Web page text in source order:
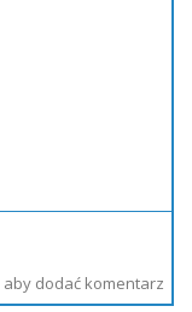
aby dodać komentarz